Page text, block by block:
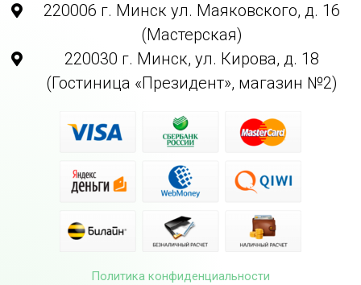
220006 г. Минск ул. Маяковского, д. 16
(Мастерская)
220030 г. Минск, ул. Кирова, д. 18
(Гостиница «Президент», магазин №2)
Политика конфиденциальности